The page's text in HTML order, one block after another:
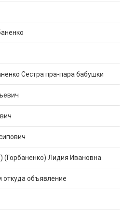
Сестра пра-пара бабушки
(Горбаненко) Лидия Ивановна
откуда объявление